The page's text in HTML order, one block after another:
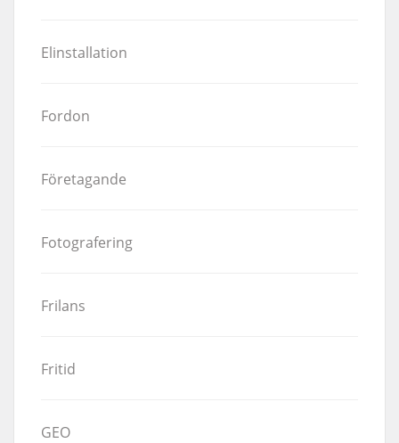
Elinstallation
Fordon
Företagande
Fotografering
Frilans
Fritid
GEO